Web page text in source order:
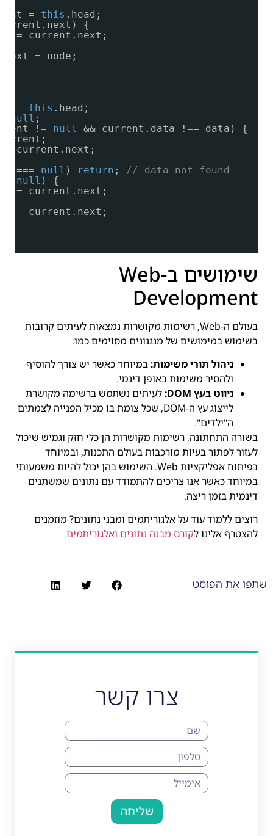
= this .head;
{
= current.next;
= node;
= this .head;
null ;
!= null
&& current.data !== data) {
= current.next;
=== null ) return ;
// data not found
null ) {
= current.next;
= current.next;
שימושים ב-Web
Development
בעולם ה-Web, רשימות מקושרות נמצאות לעיתים קרובות
בשימוש במימושים של מנגנונים מסוימים כמו:
ניהול תורי משימות:במיוחד כאשר יש צורך להוסיף
ולהסיר משימות באופן דינמי.
ניווט בעץ DOM:
לעיתים נשתמש ברשימה מקושרת
לייצוג עץ ה-DOM, שכל צומת בו מכיל הפנייה לצמתים
ה"ילדים".
בשורה התחתונה, רשימות מקושרות הן כלי חזק וגמיש שיכול
לעזור לפתור בעיות מורכבות בעולם התכנות, ובמיוחד
בפיתוח אפליקציות Web. השימוש בהן יכול להיות משמעותי
במיוחד כאשר אנו צריכים להתמודד עם נתונים שמשתנים
דינמית בזמן ריצה.
רוצים ללמוד עוד על אלגוריתמים ומבני נתונים? מוזמנים
להצטרף אלינו לקורס מבנה נתונים ואלגוריתמים.
שתפו את הפוסט
צרו קשר
שליחה